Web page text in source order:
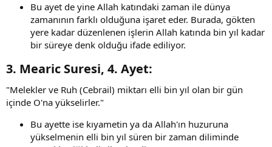
Bu ayet de yine Allah katındaki zaman ile dünya
zamanının farklı olduğuna işaret eder. Burada, gökten
yere kadar düzenlenen işlerin Allah katında bin yıl kadar
bir süreye denk olduğu ifade ediliyor.
3. Mearic Suresi, 4. Ayet:​
"Melekler ve Ruh (Cebrail) miktarı elli bin yıl olan bir gün
içinde O'na yükselirler."
Bu ayette ise kıyametin ya da Allah'ın huzuruna
yükselmenin elli bin yıl süren bir zaman diliminde